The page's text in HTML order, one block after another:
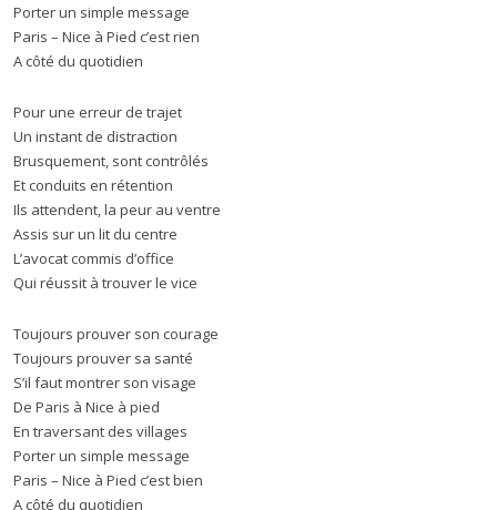
Porter un simple message
Paris – Nice à Pied c’est rien
A côté du quotidien
Pour une erreur de trajet
Un instant de distraction
Brusquement, sont contrôlés
Et conduits en rétention
Ils attendent, la peur au ventre
Assis sur un lit du centre
L’avocat commis d’office
Qui réussit à trouver le vice
Toujours prouver son courage
Toujours prouver sa santé
S’il faut montrer son visage
De Paris à Nice à pied
En traversant des villages
Porter un simple message
Paris – Nice à Pied c’est bien
A côté du quotidien